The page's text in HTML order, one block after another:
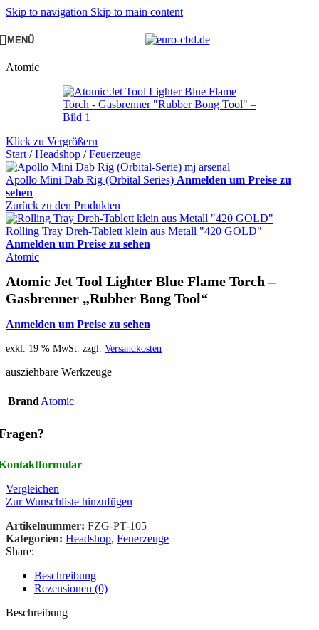
Skip to navigation Skip to main content
MENÜ
Atomic
Klick zu Vergrößern
Start / Headshop / Feuerzeuge
Apollo Mini Dab Rig (Orbital Series) Anmelden um Preise zu
sehen
Zurück zu den Produkten
Rolling Tray Dreh-Tablett klein aus Metall "420 GOLD"
Anmelden um Preise zu sehen
Atomic
Atomic Jet Tool Lighter Blue Flame Torch –
Gasbrenner „Rubber Bong Tool“
Anmelden um Preise zu sehen
exkl. 19 % MwSt. zzgl. Versandkosten
ausziehbare Werkzeuge
Brand Atomic
Vergleichen
Zur Wunschliste hinzufügen
Artikelnummer: FZG-PT-105
Kategorien: Headshop, Feuerzeuge
Share:
Beschreibung
Rezensionen (0)
Beschreibung